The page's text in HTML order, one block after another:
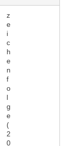
z
e
i
c
h
e
n
f
o
l
g
e
(
2
0